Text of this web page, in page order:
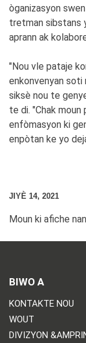
òganizasyon
tretman sibstans
aprann ak
"Nou vle pataje
enkonvenyan soti
siksè nou te
te di. "Chak moun
enfòmasyon ki
enpòtan ke yo
JIYÈ 14, 2021
Moun ki afiche nan
BIWO A
KONTAKTE NOU
WOUT
DIVIZYON